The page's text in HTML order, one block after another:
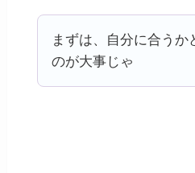
まずは、自分に合うか
のが大事じゃ